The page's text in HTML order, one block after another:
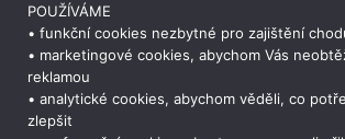
POUŽÍVÁME
• funkční cookies nezbytné pro zajištění
• marketingové cookies, abychom Vás
reklamou
• analytické cookies, abychom věděli, co
zlepšit